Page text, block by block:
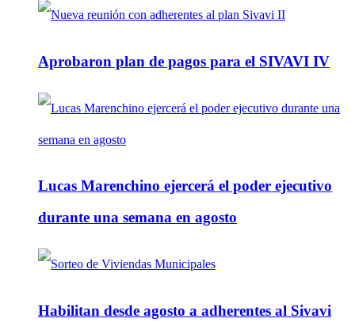
Aprobaron plan de pagos para el SIVAVI IV
Lucas Marenchino ejercerá el poder ejecutivo
durante una semana en agosto
Habilitan desde agosto a adherentes al Sivavi